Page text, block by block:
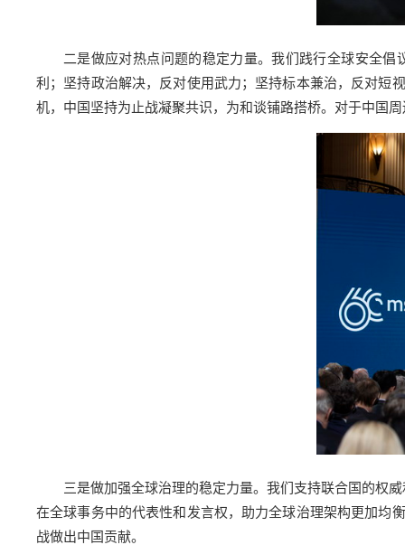
二是做应对热点问题的稳定力量。我们践行全球安全
利；坚持政治解决，反对使用武力；坚持标本兼治，反对短
机，中国坚持为止战凝聚共识，为和谈铺路搭桥。对于中国
三是做加强全球治理的稳定力量。我们支持联合国的权
在全球事务中的代表性和发言权，助力全球治理架构更加均
战做出中国贡献。